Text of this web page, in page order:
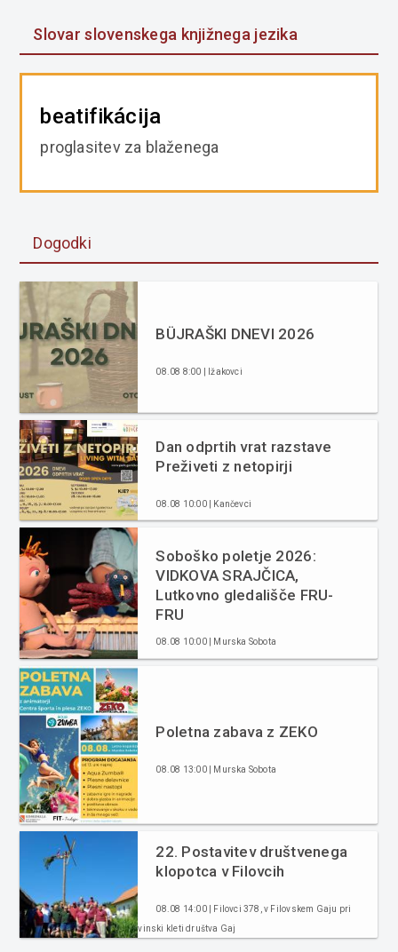
Slovar slovenskega knjižnega jezika
beatifikácija
proglasitev za blaženega
Dogodki
BÜJRAŠKI DNEVI 2026
08.08 8:00 | Ižakovci
Dan odprtih vrat razstave
Preživeti z netopirji
08.08 10:00 | Kančevci
Soboško poletje 2026:
VIDKOVA SRAJČICA,
Lutkovno gledališče FRU-
FRU
08.08 10:00 | Murska Sobota
Poletna zabava z ZEKO
08.08 13:00 | Murska Sobota
22. Postavitev društvenega
klopotca v Filovcih
08.08 14:00 | Filovci 378, v Filovskem Gaju pri
vinski kleti društva Gaj